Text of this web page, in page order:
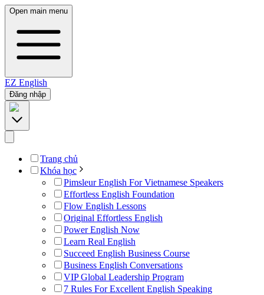
Open main menu
EZ English
Đăng nhập
Trang chủ
Khóa học
Pimsleur English For Vietnamese Speakers
Effortless English Foundation
Flow English Lessons
Original Effortless English
Power English Now
Learn Real English
Succeed English Business Course
Business English Conversations
VIP Global Leadership Program
7 Rules For Excellent English Speaking